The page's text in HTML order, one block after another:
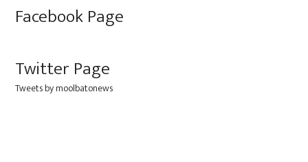
Facebook Page
Twitter Page
Tweets by moolbatonews